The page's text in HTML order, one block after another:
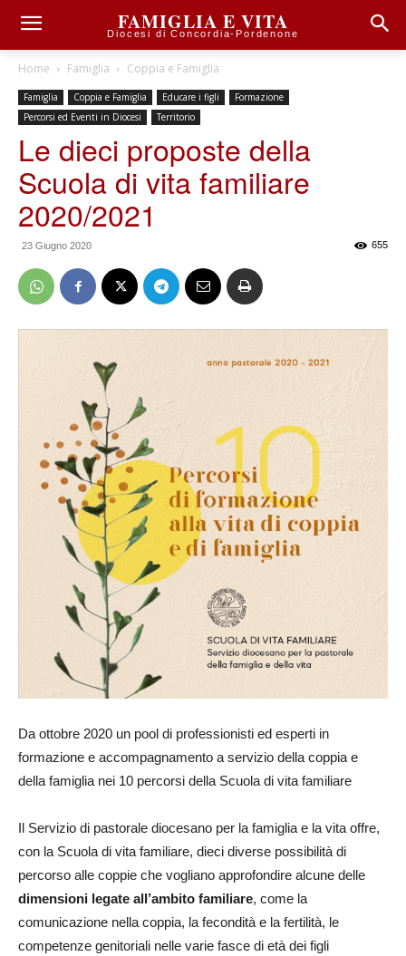
FAMIGLIA E VITA
Diocesi di Concordia-Pordenone
Home Famiglia Coppia e Famiglia
Famiglia Coppia e Famiglia Educare i figli
Formazione
Percorsi ed Eventi in Diocesi
Territorio
Le dieci proposte della
Scuola di vita familiare
2020/2021
23 Giugno 2020 655
Da ottobre 2020 un pool di professionisti ed esperti in
formazione e accompagnamento a servizio della coppia e
della famiglia nei 10 percorsi della Scuola di vita familiare
Il Servizio di pastorale diocesano per la famiglia e la vita offre,
con la Scuola di vita familiare, dieci diverse possibilità di
percorso alle coppie che vogliano approfondire alcune delle
dimensioni legate all’ambito familiare, come la
comunicazione nella coppia, la fecondità e la fertilità, le
competenze genitoriali nelle varie fasce di età dei figli